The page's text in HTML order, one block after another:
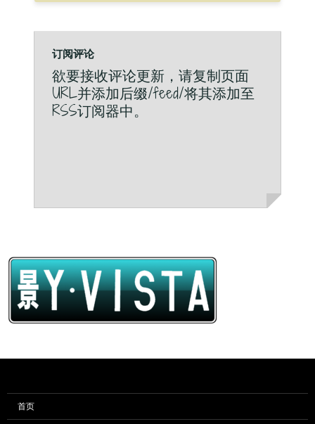
订阅评论
欲要接收评论更新，请复制页面
URL并添加后缀/feed/将其添加至
RSS订阅器中。
首页